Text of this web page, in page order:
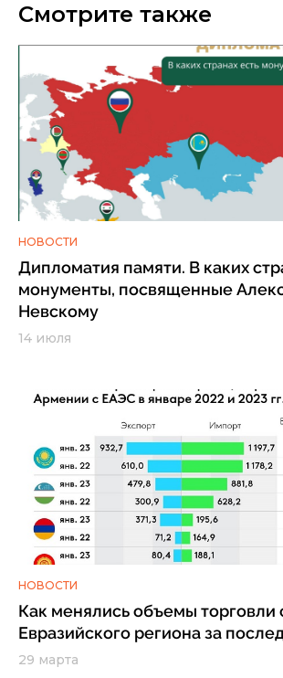
Смотрите также
НОВОСТИ
Дипломатия памяти. В каких
монументы, посвященные
Невскому
14 июля
НОВОСТИ
Как менялись объемы торговли
Евразийского региона за
29 марта